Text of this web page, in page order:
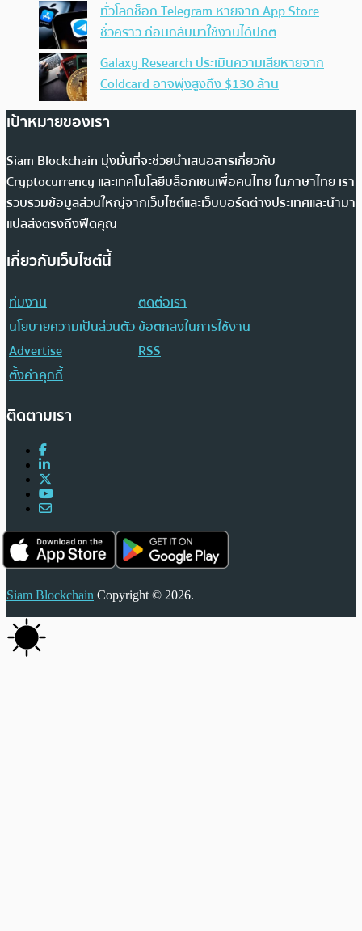
ทั่วโลกช็อก Telegram หายจาก App Store
ชั่วคราว ก่อนกลับมาใช้งานได้ปกติ
Galaxy Research ประเมินความเสียหายจาก
Coldcard อาจพุ่งสูงถึง $130 ล้าน
เป้าหมายของเรา
Siam Blockchain มุ่งมั่นที่จะช่วยนำเสนอสารเกี่ยวกับ
Cryptocurrency และเทคโนโลยีบล็อกเชนเพื่อคนไทย ในภาษาไทย เรา
รวบรวมข้อมูลส่วนใหญ่จากเว็บไซต์และเว็บบอร์ดต่างประเทศและนำมา
แปลส่งตรงถึงฟีดคุณ
เกี่ยวกับเว็บไซต์นี้
ทีมงาน
ติดต่อเรา
นโยบายความเป็นส่วนตัวข้อตกลงในการใช้งาน
Advertise
RSS
ตั้งค่าคุกกี้
ติดตามเรา
Siam Blockchain Copyright © 2026.